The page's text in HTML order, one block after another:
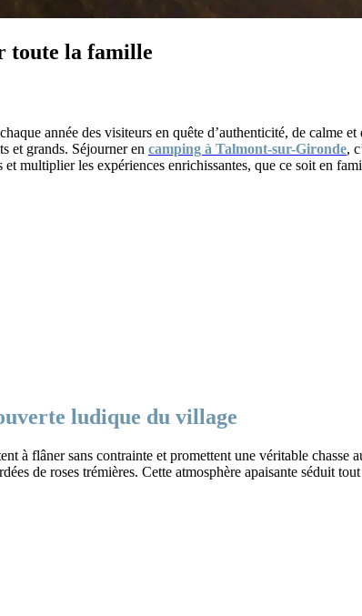
toute la famille
année des visiteurs en quête d’authenticité, de calme
et grands. Séjourner en camping à Talmont-sur-Gironde,
multiplier les expériences enrichissantes, que ce soit en
ludique du village
à flâner sans contrainte et promettent une véritable chasse
de roses trémières. Cette atmosphère apaisante séduit